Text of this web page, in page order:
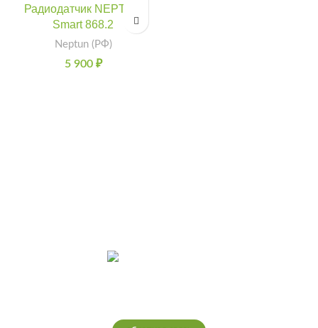
Радиодатчик NEPTUN
Smart 868.2
Neptun (РФ)
5 900 ₽